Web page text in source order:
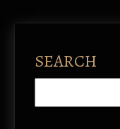
SEARCH